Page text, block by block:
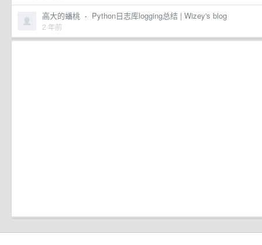
高大的蟠桃 · Python日志库logging总结 | Wizey's blog
2 年前